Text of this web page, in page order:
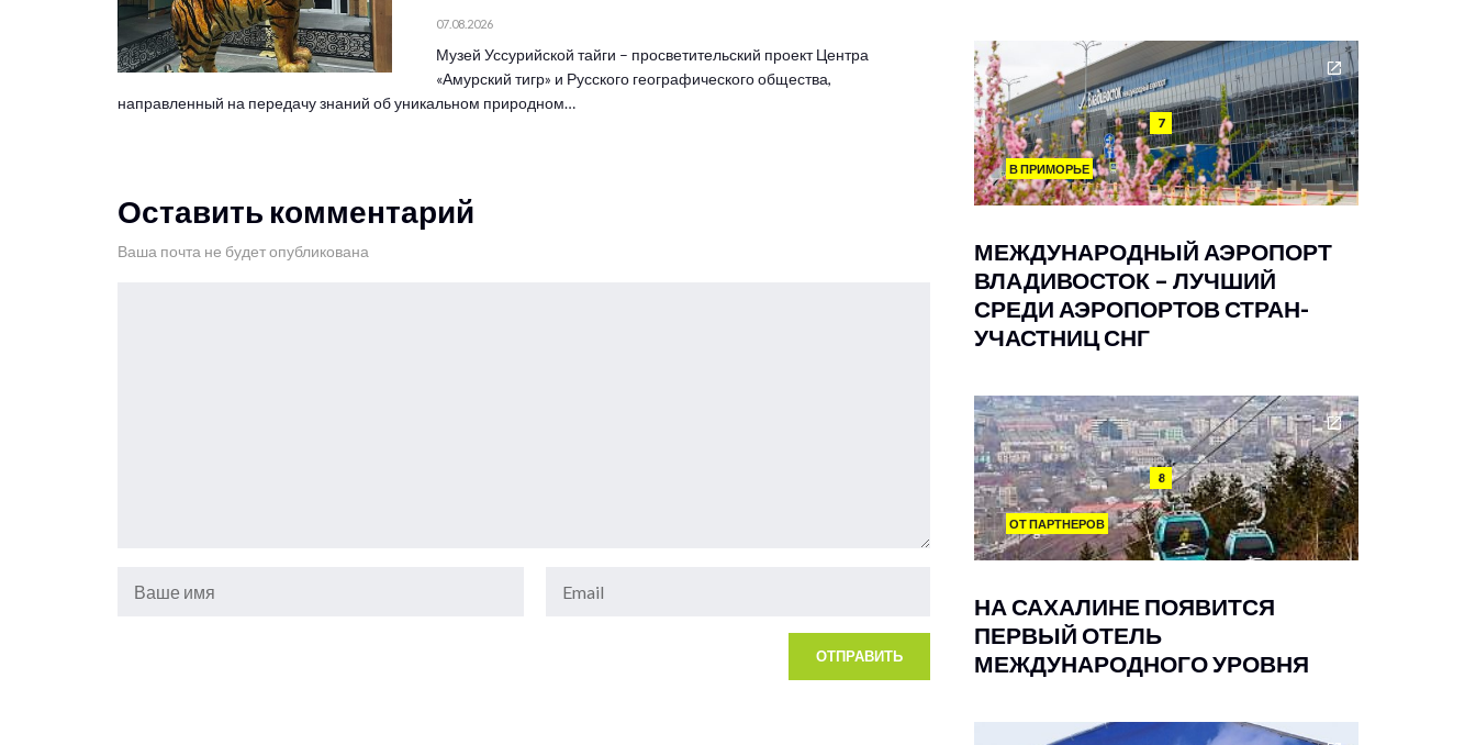
07.08.2026
Музей Уссурийской тайги – просветительский проект Центра
«Амурский тигр» и Русского географического общества,
направленный на передачу знаний об уникальном природном…
Оставить комментарий
Ваша почта не будет опубликована
7
В ПРИМОРЬЕ
МЕЖДУНАРОДНЫЙ АЭРОПОРТ
ВЛАДИВОСТОК – ЛУЧШИЙ
СРЕДИ АЭРОПОРТОВ СТРАН-
УЧАСТНИЦ СНГ
8
ОТ ПАРТНЕРОВ
НА САХАЛИНЕ ПОЯВИТСЯ
ПЕРВЫЙ ОТЕЛЬ
МЕЖДУНАРОДНОГО УРОВНЯ